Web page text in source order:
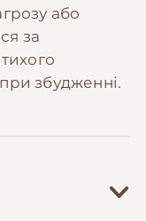
або
за
збудженні.